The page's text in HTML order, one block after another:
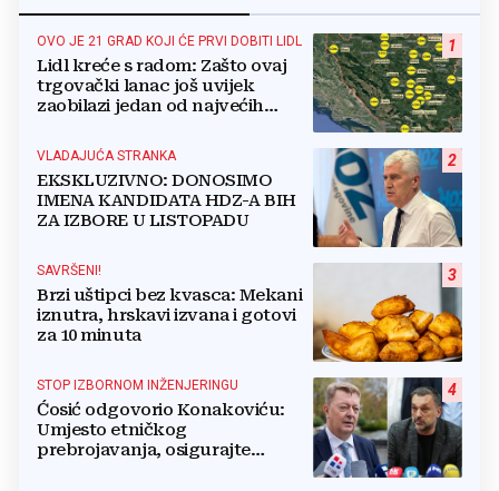
1
OVO JE 21 GRAD KOJI ĆE PRVI DOBITI LIDL
Lidl kreće s radom: Zašto ovaj
trgovački lanac još uvijek
zaobilazi jedan od najvećih
2
VLADAJUĆA STRANKA
EKSKLUZIVNO: DONOSIMO
IMENA KANDIDATA HDZ-A BIH
ZA IZBORE U LISTOPADU
3
SAVRŠENI!
Brzi uštipci bez kvasca: Mekani
iznutra, hrskavi izvana i gotovi
za 10 minuta
4
STOP IZBORNOM INŽENJERINGU
Ćosić odgovorio Konakoviću:
Umjesto etničkog
prebrojavanja, osigurajte